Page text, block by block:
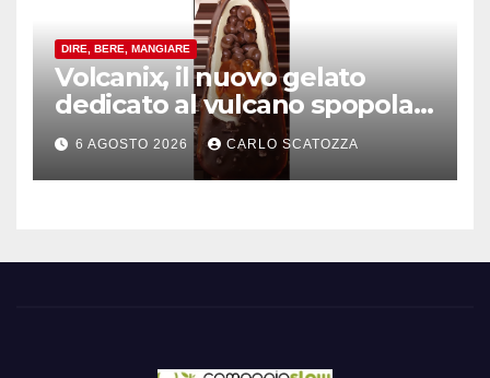
DIRE, BERE, MANGIARE
Volcanix, il nuovo gelato
dedicato al vulcano spopola,
è nato a Caivano
6 AGOSTO 2026 CARLO SCATOZZA